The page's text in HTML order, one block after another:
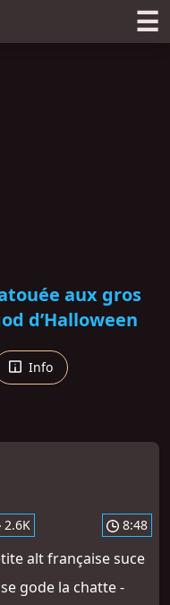
☰
aux gros
d’Halloween
Info
2.6K 8:48
alt française suce
gode la chatte -